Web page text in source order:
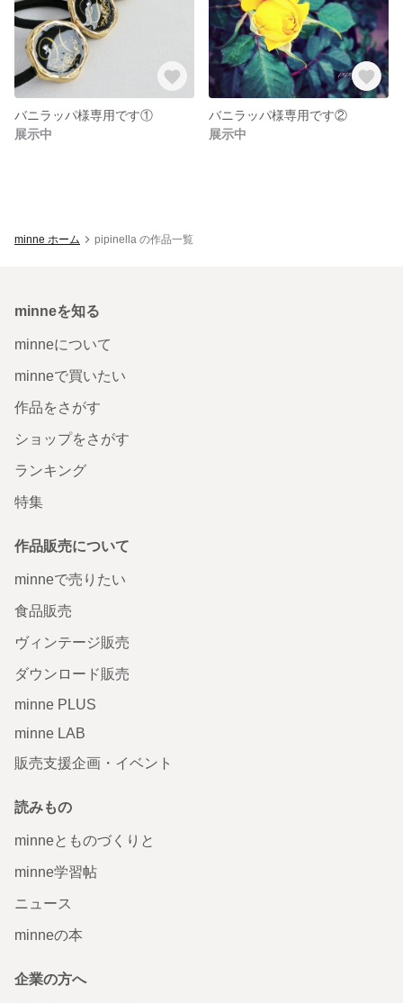
バニラッパ様専用です①
展示中
バニラッパ様専用です②
展示中
minne ホーム pipinella の作品一覧
minneを知る
minneについて
minneで買いたい
作品をさがす
ショップをさがす
ランキング
特集
作品販売について
minneで売りたい
食品販売
ヴィンテージ販売
ダウンロード販売
minne PLUS
minne LAB
販売支援企画・イベント
読みもの
minneとものづくりと
minne学習帖
ニュース
minneの本
企業の方へ